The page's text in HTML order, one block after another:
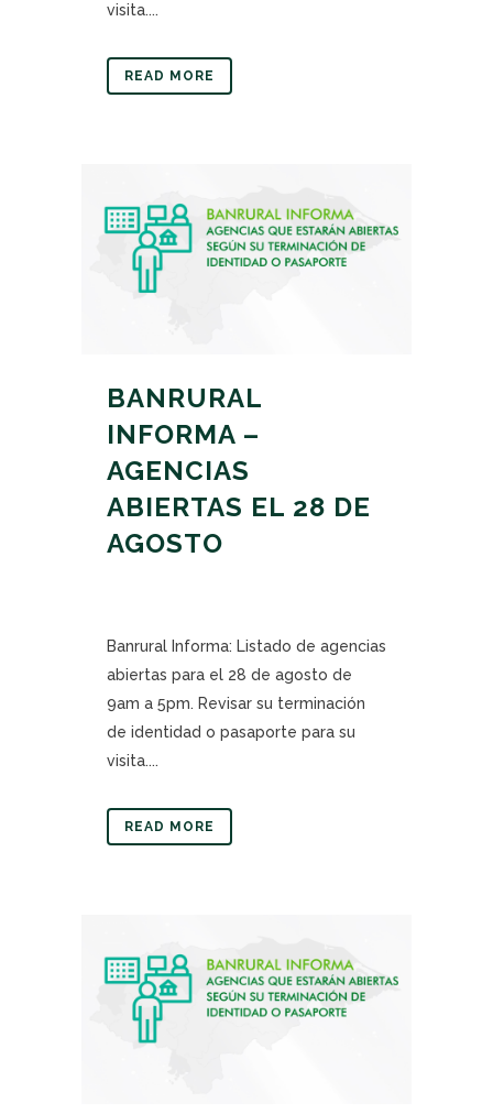
visita....
READ MORE
BANRURAL
INFORMA –
AGENCIAS
ABIERTAS EL 28 DE
AGOSTO
Banrural Informa: Listado de agencias
abiertas para el 28 de agosto de
9am a 5pm. Revisar su terminación
de identidad o pasaporte para su
visita....
READ MORE